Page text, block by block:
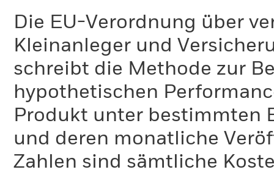
Die EU-Verordnung über
Kleinanleger und
schreibt die Methode zur
hypothetischen
Produkt unter bestimmten
und deren monatliche
Zahlen sind sämtliche